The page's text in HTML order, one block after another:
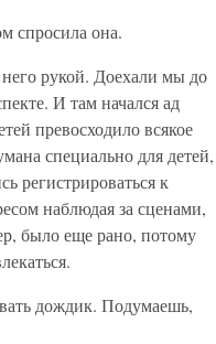
спросила она.
рукой. Доехали мы до
И там начался ад
превосходило всякое
специально для детей,
регистрироваться к
наблюдая за сценами,
было еще рано, потому
дождик. Подумаешь,